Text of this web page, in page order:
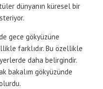
dünyanın küresel bir
gece gökyüzüne
farklıdır. Bu özellikle
daha belirgindir.
bakalım gökyüzünde